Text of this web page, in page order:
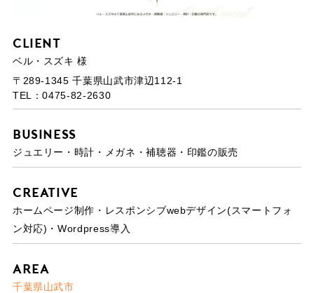
Client
ベル・スズキ 様
〒289-1345 千葉県山武市津辺112-1
TEL：0475-82-2630
Business
ジュエリー・時計・メガネ・補聴器・印鑑の販売
Creative
ホームページ制作・レスポンシブwebデザイン(スマートフォ
ン対応)・Wordpress導入
Area
千葉県山武市